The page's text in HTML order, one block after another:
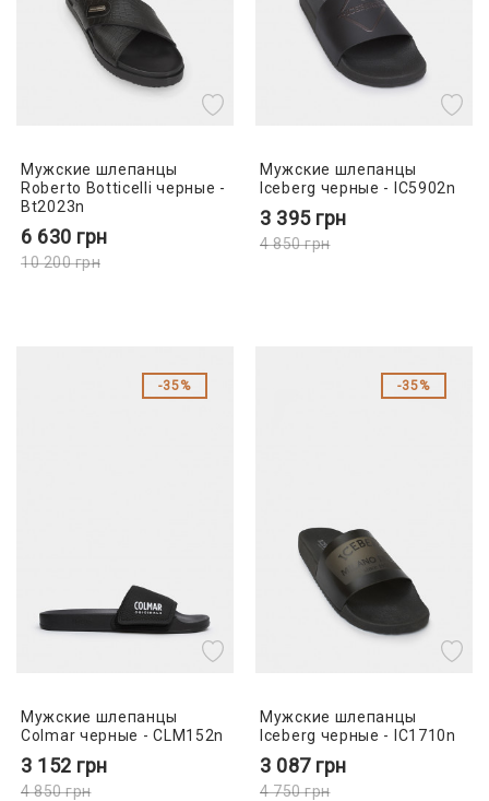
Мужские шлепанцы
Roberto Botticelli черные -
Bt2023n
6 630 грн
10 200грн
Мужские шлепанцы
Iceberg черные - IC5902n
3 395 грн
4 850грн
35%
Мужские шлепанцы
Colmar черные - CLM152n
3 152 грн
4 850грн
35%
Мужские шлепанцы
Iceberg черные - IC1710n
3 087 грн
4 750грн